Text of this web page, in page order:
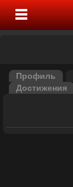
Профиль
Достижения